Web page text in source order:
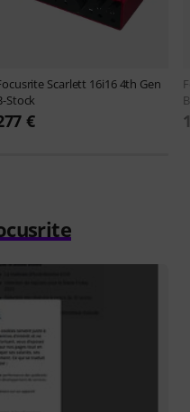
Scarlett 16i16 4th Gen
Stock
€